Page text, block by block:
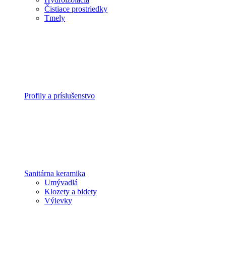
Čistiace prostriedky
Tmely
Profily a príslušenstvo
Sanitárna keramika
Umývadlá
Klozety a bidety
Výlevky